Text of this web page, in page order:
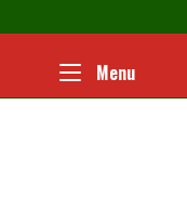
Home
MenuMenu